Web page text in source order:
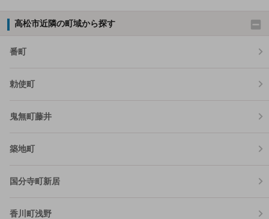
高松市近隣の町域から探す
番町
勅使町
鬼無町藤井
築地町
国分寺町新居
香川町浅野